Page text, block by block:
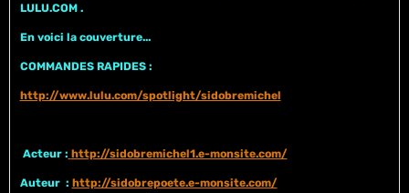
LULU.COM .
En voici la couverture...
COMMANDES RAPIDES :
http://www.lulu.com/spotlight/sidobremichel
Acteur : http://sidobremichel1.e-monsite.com/
Auteur : http://sidobrepoete.e-monsite.com/